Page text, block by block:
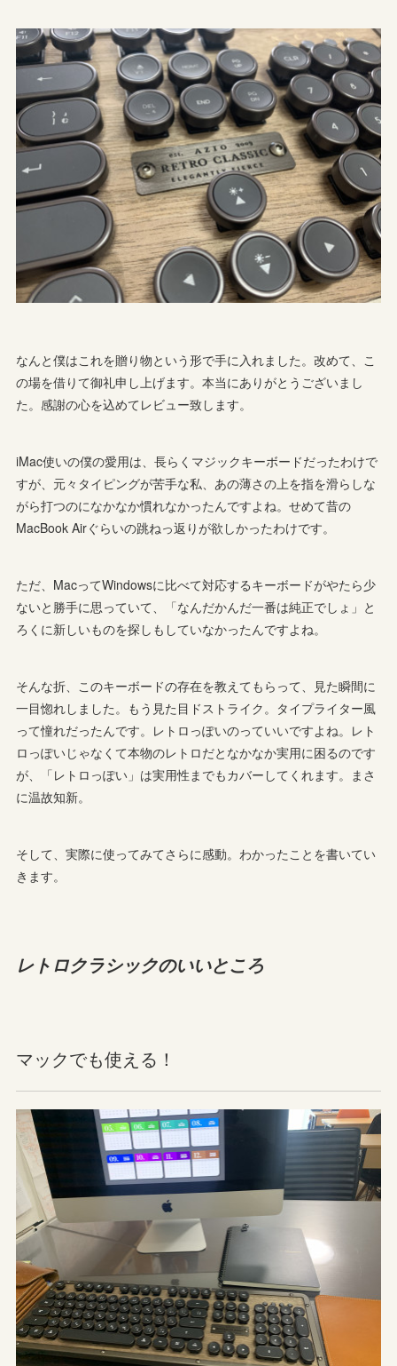
なんと僕はこれを贈り物という形で手に入れました。改めて、こ
の場を借りて御礼申し上げます。本当にありがとうございまし
た。感謝の心を込めてレビュー致します。
iMac使いの僕の愛用は、長らくマジックキーボードだったわけで
すが、元々タイピングが苦手な私、あの薄さの上を指を滑らしな
がら打つのになかなか慣れなかったんですよね。せめて昔の
MacBook Airぐらいの跳ねっ返りが欲しかったわけです。
ただ、MacってWindowsに比べて対応するキーボードがやたら少
ないと勝手に思っていて、「なんだかんだ一番は純正でしょ」と
ろくに新しいものを探しもしていなかったんですよね。
そんな折、このキーボードの存在を教えてもらって、見た瞬間に
一目惚れしました。もう見た目ドストライク。タイプライター風
って憧れだったんです。レトロっぽいのっていいですよね。レト
ロっぽいじゃなくて本物のレトロだとなかなか実用に困るのです
が、「レトロっぽい」は実用性までもカバーしてくれます。まさ
に温故知新。
そして、実際に使ってみてさらに感動。わかったことを書いてい
きます。
レトロクラシックのいいところ
マックでも使える！